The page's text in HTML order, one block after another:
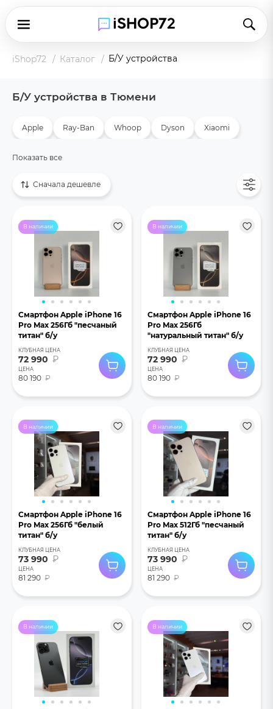
iShop72 Каталог Б/У устройства
Б/У устройства в Тюмени
Apple Ray-Ban Whoop Dyson Xiaomi
Показать все
Сначала дешевле
В наличии
Смартфон Apple iPhone 16
Pro Max 256Гб "песчаный
титан" б/у
КЛУБНАЯ ЦЕНА
72 990 ₽
ЦЕНА
80 190 ₽
В наличии
Смартфон Apple iPhone 16
Pro Max 256Гб
"натуральный титан" б/у
КЛУБНАЯ ЦЕНА
72 990 ₽
ЦЕНА
80 190 ₽
В наличии
Смартфон Apple iPhone 16
Pro Max 256Гб "белый
титан" б/у
КЛУБНАЯ ЦЕНА
73 990 ₽
ЦЕНА
81 290 ₽
В наличии
Смартфон Apple iPhone 16
Pro Max 512Гб "песчаный
титан" б/у
КЛУБНАЯ ЦЕНА
73 990 ₽
ЦЕНА
81 290 ₽
В наличии В наличии